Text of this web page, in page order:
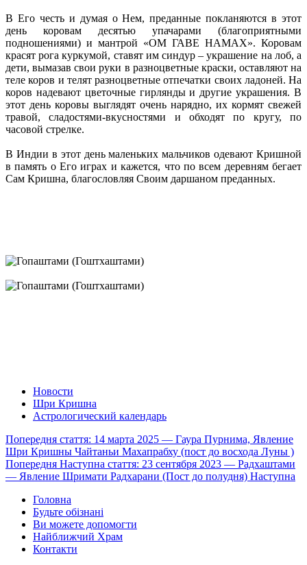
В Его честь и думая о Нем, преданные покланяются в этот
день коровам десятью упачарами (благоприятными
подношениями) и мантрой «ОМ ГАВЕ НАМАХ». Коровам
красят рога куркумой, ставят им синдур – украшение на лоб, а
дети, вымазав свои руки в разноцветные краски, оставляют на
теле коров и телят разноцветные отпечатки своих ладоней. На
коров надевают цветочные гирлянды и другие украшения. В
этот день коровы выглядят очень нарядно, их кормят свежей
травой, сладостями-вкусностями и обходят по кругу, по
часовой стрелке.
В Индии в этот день маленьких мальчиков одевают Кришной
в память о Его играх и кажется, что по всем деревням бегает
Сам Кришна, благословляя Своим даршаном преданных.
Новости
Шри Кришна
Астрологический календарь
Попередня стаття: 14 марта 2025 — Гаура Пурнима, Явление
Шри Кришны Чайтаньи Махапрабху (пост до восхода Луны )
Попередня Наступна стаття: 23 сентября 2023 — Радхаштами
— Явление Шримати Радхарани (Пост до полудня) Наступна
Головна
Будьте обізнані
Ви можете допомогти
Найближчий Храм
Контакти